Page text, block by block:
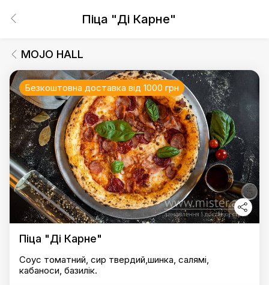
Піца "Ді Карне"
MOJO HALL
Безкоштовна доставка від 1000 грн
Піца "Ді Карне"
Соус томатний, сир твердий,шинка, салямі,
кабаноси, базилік.